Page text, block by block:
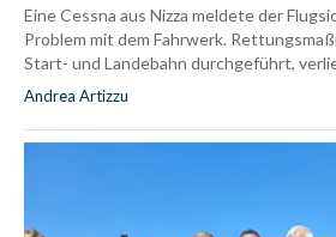
Eine Cessna aus Nizza meldete der
Problem mit dem Fahrwerk.
Start- und Landebahn durchgeführt,
Andrea Artizzu